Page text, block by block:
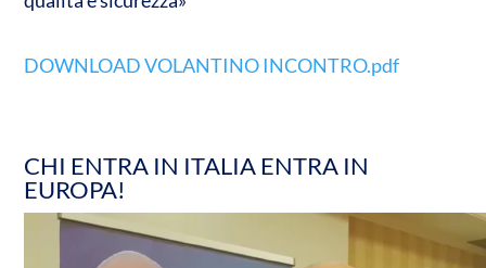
DOWNLOAD VOLANTINO INCONTRO.pdf
CHI ENTRA IN ITALIA ENTRA IN
EUROPA!